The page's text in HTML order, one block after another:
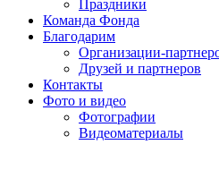
Праздники
Команда Фонда
Благодарим
Организации-
Друзей и партнеров
Контакты
Фото и видео
Фотографии
Видеоматериалы